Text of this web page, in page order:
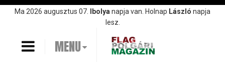
UgrásMa 2026 augusztus 07. Ibolya napja van. Holnap László napja
lesz.
MENU